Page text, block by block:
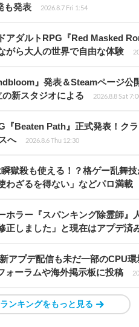
も発表
2026.8.7 Fri 1:54
アダルトRPG『Red Masked
がら大人の世界で自由な体験
』発表＆Steamページ公
新スタジオによる
2026.8.8 Sat
『Beaten Path』正式発表！ク
へ
2026.8.6 Thu 12:30
獄殺も使える！？格ゲー乱舞
わざるを得ない」などパロ満載
ラー『スパンキング除霊師』
正しました」と現在はアプデ済
アプデ配信も未だ一部のCPU
ォーラムや海外掲示板に投稿
ンキングをもっと見る